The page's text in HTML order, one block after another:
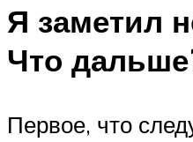
Я заметил
Что
Первое, что